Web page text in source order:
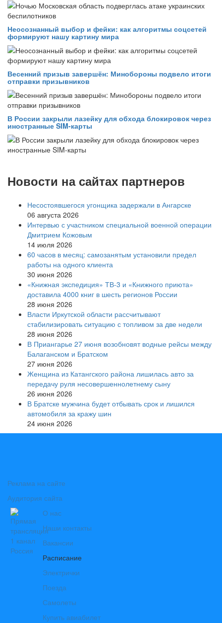
Неосознанный выбор и фейки: как алгоритмы соцсетей
формируют нашу картину мира
Весенний призыв завершён: Минобороны подвело итоги
отправки призывников
В России закрыли лазейку для обхода блокировок через
иностранные SIM-карты
Новости на сайтах партнеров
Несостоявшегося угонщика задержали в Ангарске
06 августа 2026
Интервью с участником специальной военной операции
Дмитрием Кожовым
14 июля 2026
60 часов в месяц: самозанятым установили предел
работы на одного клиента
30 июня 2026
«Книжная экспедиция» ТВ-3 и «Книжного приюта»
доставила 4000 книг в шесть регионов России
28 июня 2026
Власти Иркутской области рассчитывают
стабилизировать ситуацию с топливом за две недели
28 июня 2026
В Приангарье 27 июня возобновят водные рейсы между
Балаганском и Братском
27 июня 2026
Женщина из Катангского района лишилась авто за
передачу руля несовершеннолетнему сыну
26 июня 2026
В Братске мужчина будет отбывать срок и лишился
автомобиля за кражу шин
24 июня 2026
Реклама на сайте
Аудитория сайта
О нас
Наши контакты
Вакансии
Расписание
Электрички
Поезда
Самолеты
Купить авиабилет